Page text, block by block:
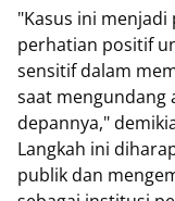
"Kasus ini
perhatian positif
sensitif dalam
saat mengundang
depannya,"
Langkah ini
publik dan